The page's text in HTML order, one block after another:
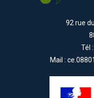
92 rue
Tél
Mail :